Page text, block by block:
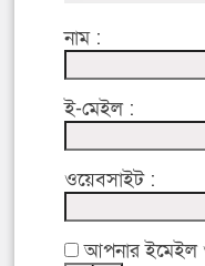
নাম :
ই-মেইল :
ওয়েবসাইট :
আপনার ইমেইল